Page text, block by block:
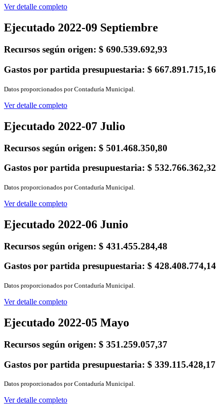
Ver detalle completo
Ejecutado 2022-09 Septiembre
Recursos según origen: $ 690.539.692,93
Gastos por partida presupuestaria: $ 667.891.715,16
Datos proporcionados por Contaduría Municipal.
Ver detalle completo
Ejecutado 2022-07 Julio
Recursos según origen: $ 501.468.350,80
Gastos por partida presupuestaria: $ 532.766.362,32
Datos proporcionados por Contaduría Municipal.
Ver detalle completo
Ejecutado 2022-06 Junio
Recursos según origen: $ 431.455.284,48
Gastos por partida presupuestaria: $ 428.408.774,14
Datos proporcionados por Contaduría Municipal.
Ver detalle completo
Ejecutado 2022-05 Mayo
Recursos según origen: $ 351.259.057,37
Gastos por partida presupuestaria: $ 339.115.428,17
Datos proporcionados por Contaduría Municipal.
Ver detalle completo